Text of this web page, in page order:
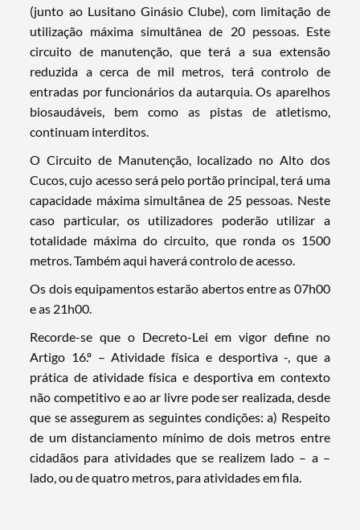
Termo de Pesquisa
Categorias gerais
Filtros
(junto ao Lusitano Ginásio Clube), com limitação de
utilização máxima simultânea de 20 pessoas. Este
circuito de manutenção, que terá a sua extensão
reduzida a cerca de mil metros, terá controlo de
entradas por funcionários da autarquia. Os aparelhos
biosaudáveis, bem como as pistas de atletismo,
continuam interditos.
O Circuito de Manutenção, localizado no Alto dos
Cucos, cujo acesso será pelo portão principal, terá uma
capacidade máxima simultânea de 25 pessoas. Neste
caso particular, os utilizadores poderão utilizar a
totalidade máxima do circuito, que ronda os 1500
metros. Também aqui haverá controlo de acesso.
Os dois equipamentos estarão abertos entre as 07h00
e as 21h00.
Recorde-se que o Decreto-Lei em vigor define no
Artigo 16.º – Atividade física e desportiva -, que a
prática de atividade física e desportiva em contexto
não competitivo e ao ar livre pode ser realizada, desde
que se assegurem as seguintes condições: a) Respeito
de um distanciamento mínimo de dois metros entre
cidadãos para atividades que se realizem lado – a –
lado, ou de quatro metros, para atividades em fila.